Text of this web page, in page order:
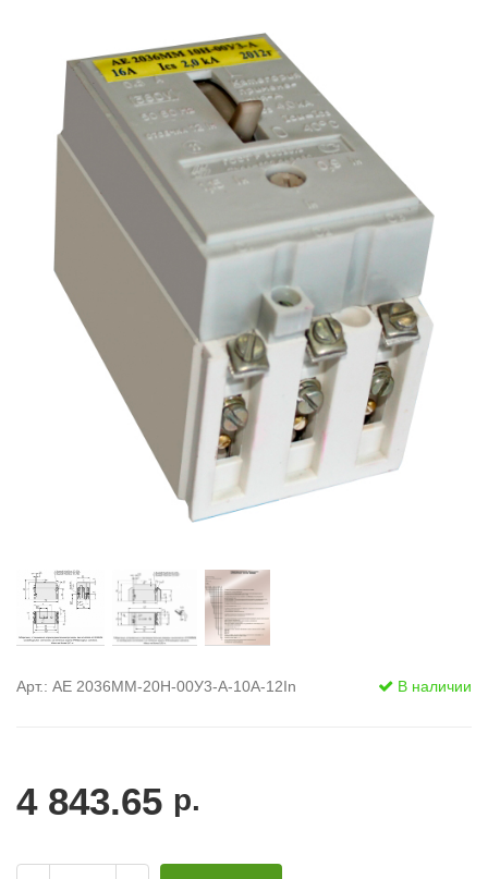
диэлектрические
Стремянки с
Стремянки с
опорой
Ширмы
РЗА (шторы)
Штендеры
Щиты
диэлектрические
Арт.: АЕ 2036ММ-20Н-00У3-А-10А-12In В наличии
4 843.65 р.